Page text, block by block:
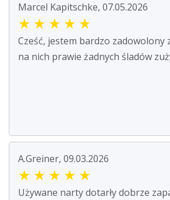
Marcel Kapitschke, 07.05.2026
★ ★ ★ ★ ★
Cześć, jestem bardzo zadowolony
na nich prawie żadnych śladów
A.Greiner, 09.03.2026
★ ★ ★ ★ ★
Używane narty dotarły dobrze